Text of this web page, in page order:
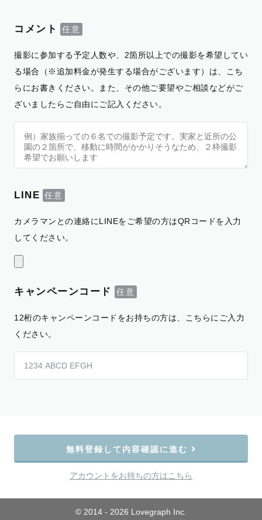
コメント
撮影に参加する予定人数や、2箇所以上での撮影を希望してい
る場合（※追加料金が発生する場合がございます）は、こち
らにお書きください。また、その他ご要望やご相談などがご
ざいましたらご自由にご記入ください。
LINE
カメラマンとの連絡にLINEをご希望の方はQRコードを入力
してください。
キャンペーンコード
12桁のキャンペーンコードをお持ちの方は、こちらにご入力
ください。
無料登録して内容確認に進む
アカウントをお持ちの方はこちら
© 2014 - 2026 Lovegraph Inc.